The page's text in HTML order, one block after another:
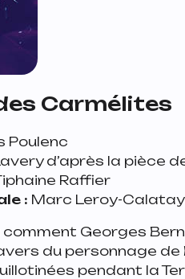
Carmélites
Poulenc
d’après la pièce
Raffier
: Marc Leroy-
comment Georges
du personnage
pendant la